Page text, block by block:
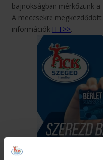
bajnokságban mérkőzünk a
A meccsekre
információk ITT>>.